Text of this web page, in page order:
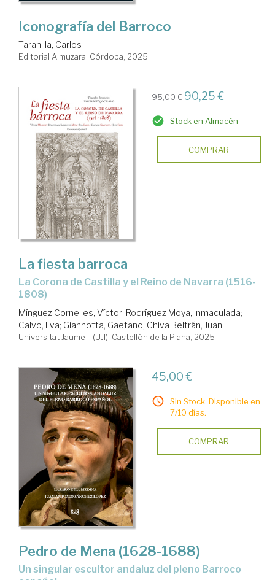
Iconografía del Barroco
Taranilla, Carlos
Editorial Almuzara. Córdoba, 2025
95,00 € 90,25 €
Stock en Almacén
COMPRAR
La fiesta barroca
La Corona de Castilla y el Reino de Navarra (1516-
1808)
Mínguez Cornelles, Víctor; Rodríguez Moya, Inmaculada;
Calvo, Eva; Giannotta, Gaetano; Chiva Beltrán, Juan
Universitat Jaume I. (UJI). Castellón de la Plana, 2025
45,00 €
Sin Stock. Disponible en
7/10 días.
COMPRAR
Pedro de Mena (1628-1688)
un singular escultor andaluz del pleno Barroco